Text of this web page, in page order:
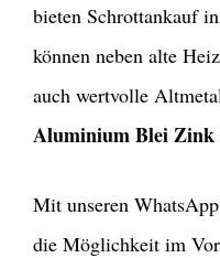
bieten Schrottankauf
können neben alte
auch wertvolle
Aluminium Blei
Mit unseren
die Möglichkeit im